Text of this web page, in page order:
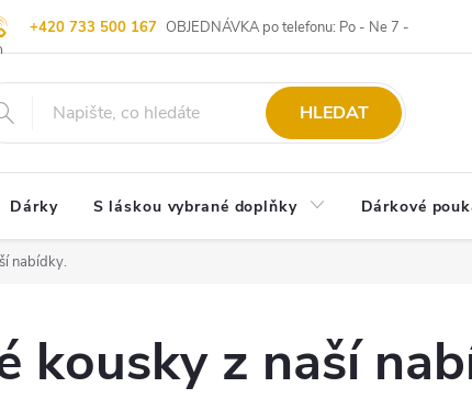
+420 733 500 167 OBJEDNÁVKA po telefonu: Po - Ne 7 -
zboží Blog 20 let u Starých Komisní prodej | Výkup
HLEDAT
Dárky S láskou vybrané doplňky Dárkové
nabídky.
kousky z naší